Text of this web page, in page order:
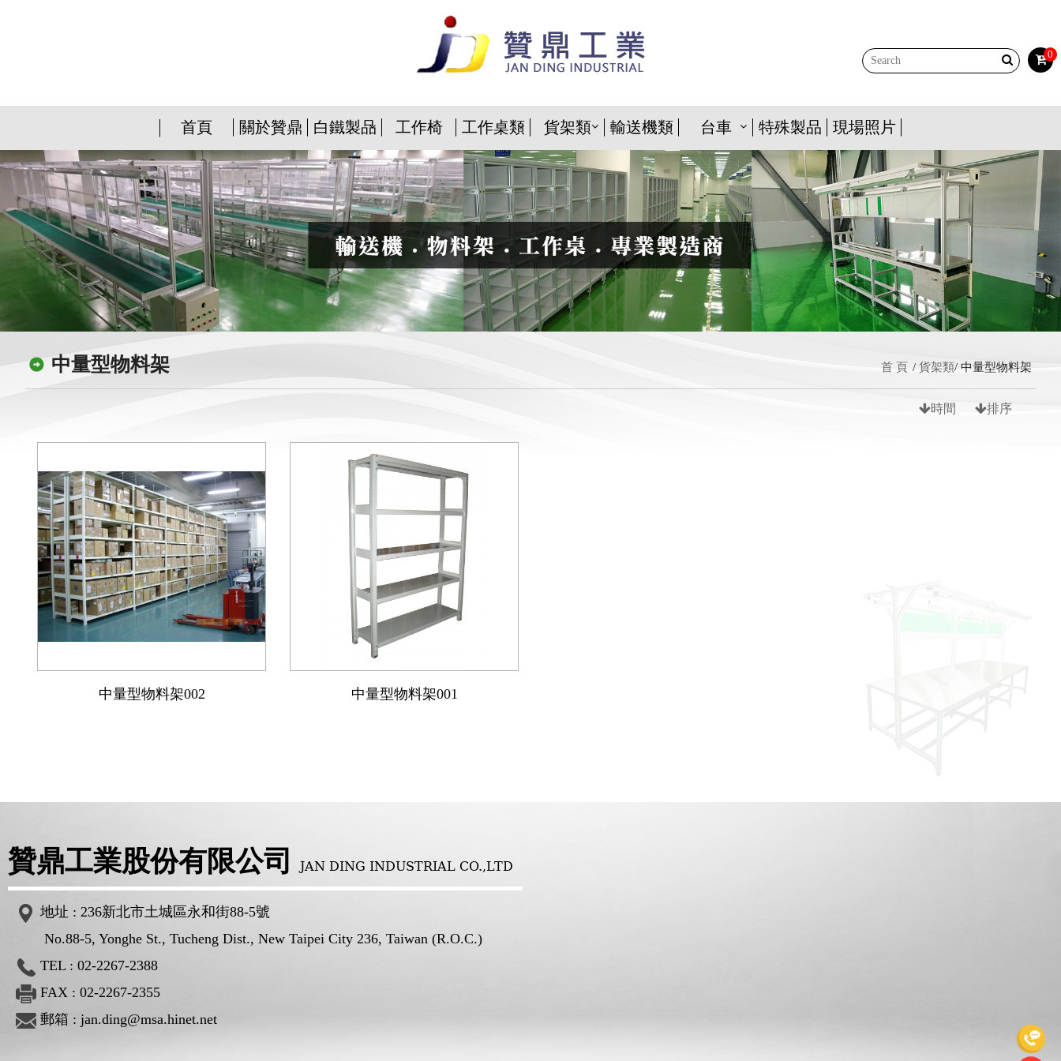
0
首頁 關於贊鼎 白鐵製品 工作椅 工作桌類 貨架類 輸送機類 台車 特殊製品 現場照片
中量型物料架 首 頁 貨架類 中量型物料架
時間 排序
中量型物料架002 中量型物料架001
贊鼎工業股份有限公司 JAN DING INDUSTRIAL CO.,LTD
地址 : 236新北市土城區永和街88-5號
No.88-5, Yonghe St., Tucheng Dist., New Taipei City 236, Taiwan (R.O.C.)
TEL : 02-2267-2388
FAX : 02-2267-2355
郵箱 : jan.ding@msa.hinet.net